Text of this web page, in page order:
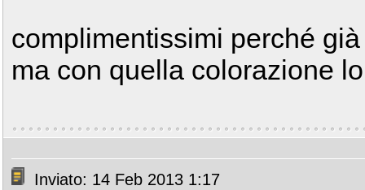
complimentissimi perché
ma con quella colorazione
Inviato: 14 Feb 2013 1:17